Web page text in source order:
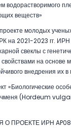
водорастворимого
веществ»
молодых
на 2021-2023 гг.
свеклы с
на основе
внедрения их в
«Биологические
(Hordeum
ПРОЕКТЕ ИРН